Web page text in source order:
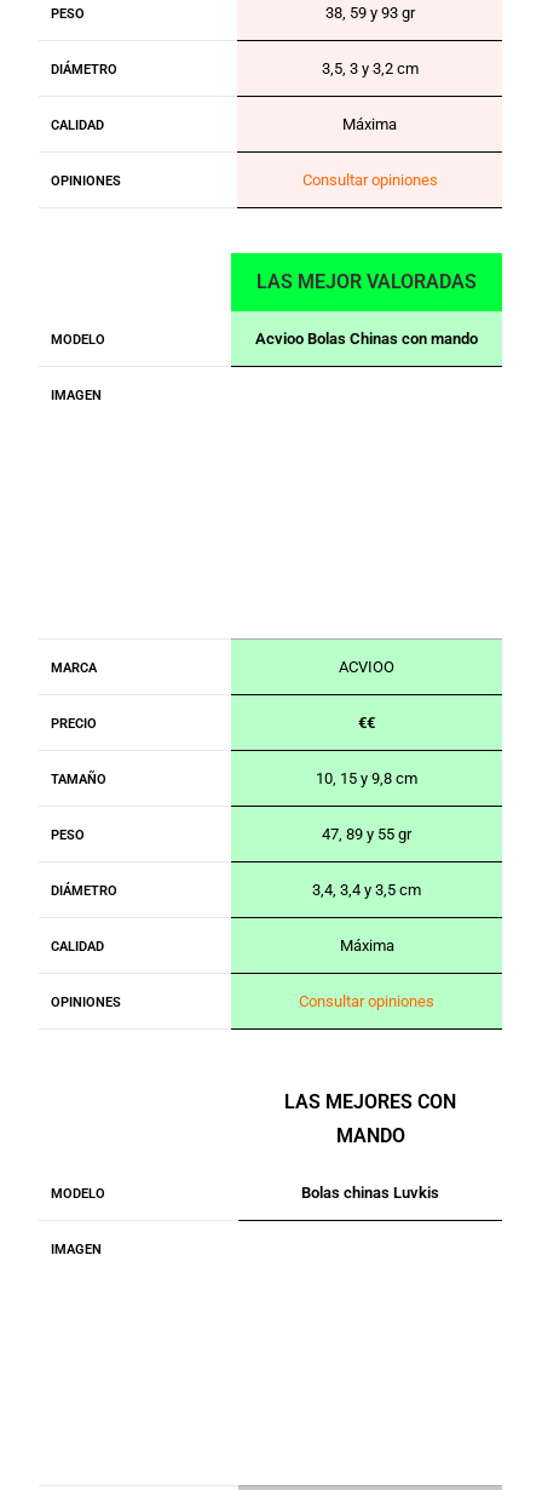
PESO 38, 59 y 93 gr
DIÁMETRO 3,5, 3 y 3,2 cm
CALIDAD Máxima
OPINIONES Consultar opiniones
LAS MEJOR VALORADAS
MODELO Acvioo Bolas Chinas con mando
IMAGEN
MARCA ACVIOO
PRECIO €€
TAMAÑO 10, 15 y 9,8 cm
PESO 47, 89 y 55 gr
DIÁMETRO 3,4, 3,4 y 3,5 cm
CALIDAD Máxima
OPINIONES Consultar opiniones
LAS MEJORES CON
MANDO
MODELO Bolas chinas Luvkis
IMAGEN